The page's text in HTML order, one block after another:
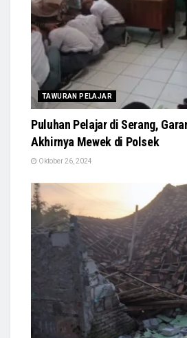
TAWURAN PELAJAR
Puluhan Pelajar di Serang,
Akhirnya Mewek di Polsek
Oktober 26, 2024